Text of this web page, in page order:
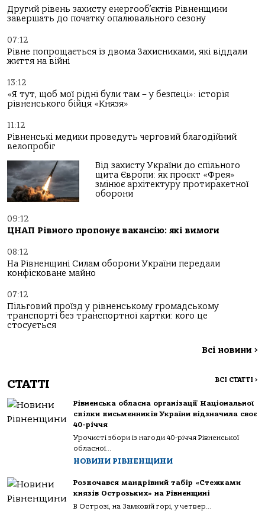
Другий рівень захисту енергооб’єктів Рівненщини
завершать до початку опалювального сезону
07:12
Рівне попрощається із двома Захисниками, які віддали
життя на війні
13:12
«Я тут, щоб мої рідні були там – у безпеці»: історія
рівненського бійця «Князя»
11:12
Рівненські медики проведуть черговий благодійний
велопробіг
Від захисту України до спільного
щита Європи: як проєкт «Фрея»
змінює архітектуру протиракетної
оборони
09:12
ЦНАП Рівного пропонує вакансію: які вимоги
08:12
На Рівненщині Силам оборони України передали
конфісковане майно
07:12
Пільговий проїзд у рівненському громадському
транспорті без транспортної картки: кого це
стосується
Всі новини >
СТАТТІ ВСІ СТАТТІ >
Рівненська обласна організації Національної
спілки письменників України відзначила своє
40-річчя
Урочисті збори із нагоди 40-річчя Рівненської
обласної...
НОВИНИ РІВНЕНЩИНИ
Розпочався мандрівний табір «Стежками
князів Острозьких» на Рівненщині
В Острозі, на Замковій горі, у четвер...